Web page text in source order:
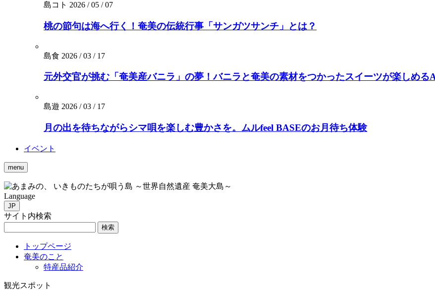
島コト 2026 / 05 / 07
桃の節句は海へ行く！奄美の伝統行事「サンガツサンチ」とは？
島食 2026 / 03 / 17
元外交官が挑む「奄美産バニラ」の夢！バニラと奄美の素材をつかったスイーツが楽しめ
島遊 2026 / 03 / 17
月の出を待ちながらシマ唄を楽しむ豊かさを。ムルfeel BASEのお月待ち体験
イベント
menu
いきものたちが唄う島 ～世界自然遺産 奄美大島～
Language
JP
サイト内検索
検索
トップページ
奄美のこと
特産品紹介
観光スポット